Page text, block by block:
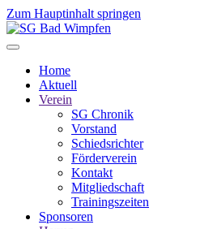
Zum Hauptinhalt springen
Home
Aktuell
Verein
SG Chronik
Vorstand
Schiedsrichter
Förderverein
Kontakt
Mitgliedschaft
Trainingszeiten
Sponsoren